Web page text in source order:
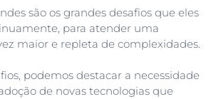
são os grandes desafios que eles
para atender uma
maior e repleta de complexidades.
podemos destacar a necessidade
de novas tecnologias que